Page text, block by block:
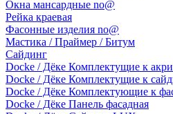
Окна мансардные no@
Рейка краевая
Фасонные изделия no@
Мастика / Праймер / Битум
Сайдинг
Docke / Дёке Комплектущие к
Docke / Дёке Комплектущие к
Docke / Дёке Комплектующие к
Docke / Дёке Панель фасадная